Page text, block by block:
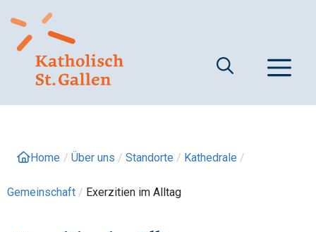
zum
Inhalt
Home / Über uns / Standorte / Kathedrale /
Gemeinschaft / Exerzitien im Alltag